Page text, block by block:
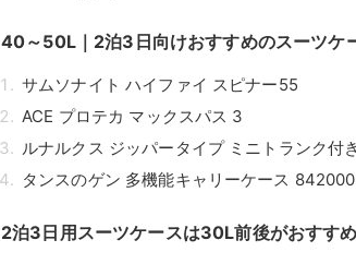
40～50L｜2泊3日向けおすすめのスーツケ
サムソナイト ハイファイ スピナー55
ACE プロテカ マックスパス 3
ルナルクス ジッパータイプ ミニトランク付
タンスのゲン 多機能キャリーケース
2泊3日用スーツケースは30L前後がおすすめ